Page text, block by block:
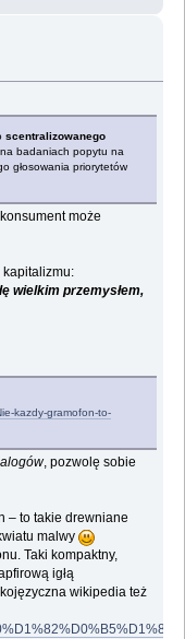
scentralizowanego
badaniach popytu na
głosowania priorytetów
może
kapitalizmu:
wielkim przemysłem,
kazdy-gramofon-to-
, pozwolę sobie
– to takie drewniane
malwy
Taki kompaktny,
igłą
wikipedia też